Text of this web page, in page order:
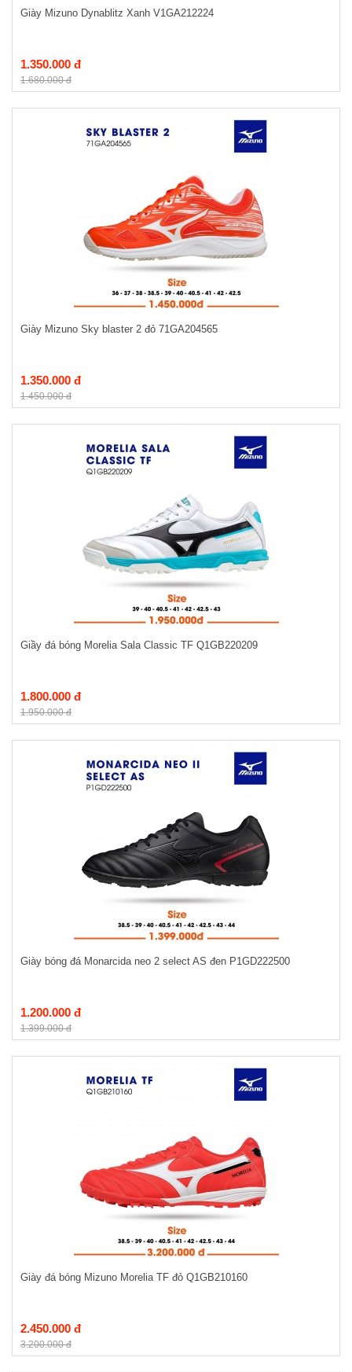
Giày Mizuno Dynablitz Xanh V1GA212224
1.350.000 đ
1.680.000 đ
Giày Mizuno Sky blaster 2 đỏ 71GA204565
1.350.000 đ
1.450.000 đ
Giầy đá bóng Morelia Sala Classic TF Q1GB220209
1.800.000 đ
1.950.000 đ
Giày bóng đá Monarcida neo 2 select AS đen P1GD222500
1.200.000 đ
1.399.000 đ
Giày đá bóng Mizuno Morelia TF đỏ Q1GB210160
2.450.000 đ
3.200.000 đ